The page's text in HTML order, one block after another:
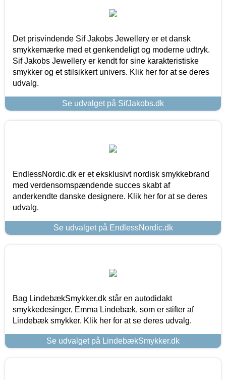
Det prisvindende Sif Jakobs Jewellery er et dansk
smykkemærke med et genkendeligt og moderne udtryk.
Sif Jakobs Jewellery er kendt for sine karakteristiske
smykker og et stilsikkert univers. Klik her for at se deres
udvalg.
Se udvalget på SifJakobs.dk
EndlessNordic.dk er et eksklusivt nordisk smykkebrand
med verdensomspændende succes skabt af
anderkendte danske designere. Klik her for at se deres
udvalg.
Se udvalget på EndlessNordic.dk
Bag LindebækSmykker.dk står en autodidakt
smykkedesinger, Emma Lindebæk, som er stifter af
Lindebæk smykker. Klik her for at se deres udvalg.
Se udvalget på LindebækSmykker.dk